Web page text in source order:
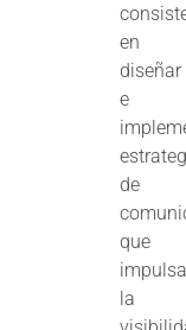
en
diseñar
e
de
que
la